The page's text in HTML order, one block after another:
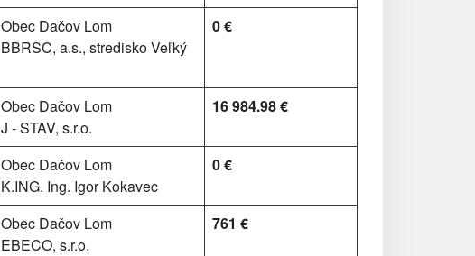
Obec Dačov Lom
BBRSC, a.s., stredisko Veľký
0 €
Obec Dačov Lom
J - STAV, s.r.o.
16 984.98 €
Obec Dačov Lom
K.ING. Ing. Igor Kokavec
0 €
Obec Dačov Lom
EBECO, s.r.o.
761 €